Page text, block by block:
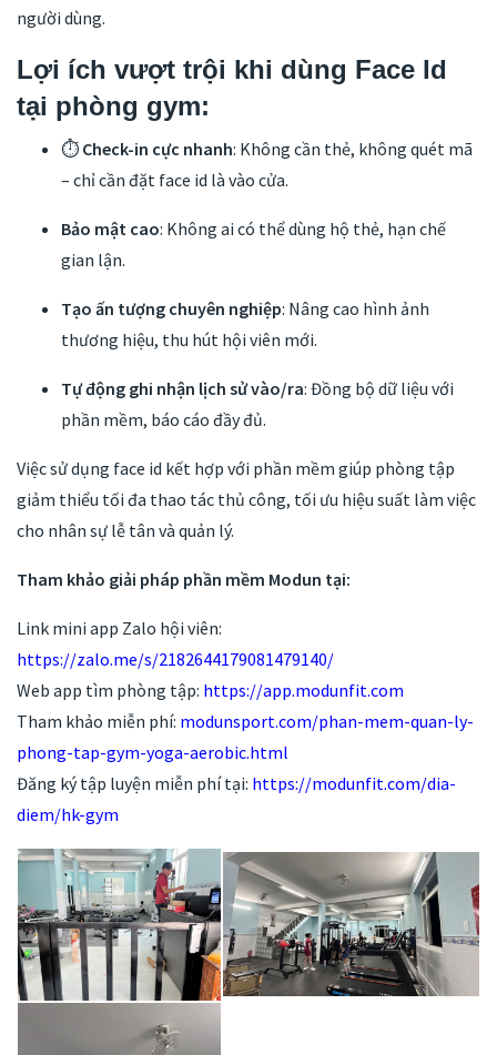
người dùng.
Lợi ích vượt trội khi dùng Face Id
tại phòng gym:
⏱ Check-in cực nhanh: Không cần thẻ, không quét mã
– chỉ cần đặt face id là vào cửa.
Bảo mật cao: Không ai có thể dùng hộ thẻ, hạn chế
gian lận.
Tạo ấn tượng chuyên nghiệp: Nâng cao hình ảnh
thương hiệu, thu hút hội viên mới.
Tự động ghi nhận lịch sử vào/ra: Đồng bộ dữ liệu với
phần mềm, báo cáo đầy đủ.
Việc sử dụng face id kết hợp với phần mềm giúp phòng tập
giảm thiểu tối đa thao tác thủ công, tối ưu hiệu suất làm việc
cho nhân sự lễ tân và quản lý.
Tham khảo giải pháp phần mềm Modun tại:
Link mini app Zalo hội viên:
https://zalo.me/s/2182644179081479140/
Web app tìm phòng tập: https://app.modunfit.com
Tham khảo miễn phí: modunsport.com/phan-mem-quan-ly-
phong-tap-gym-yoga-aerobic.html
Đăng ký tập luyện miễn phí tại: https://modunfit.com/dia-
diem/hk-gym